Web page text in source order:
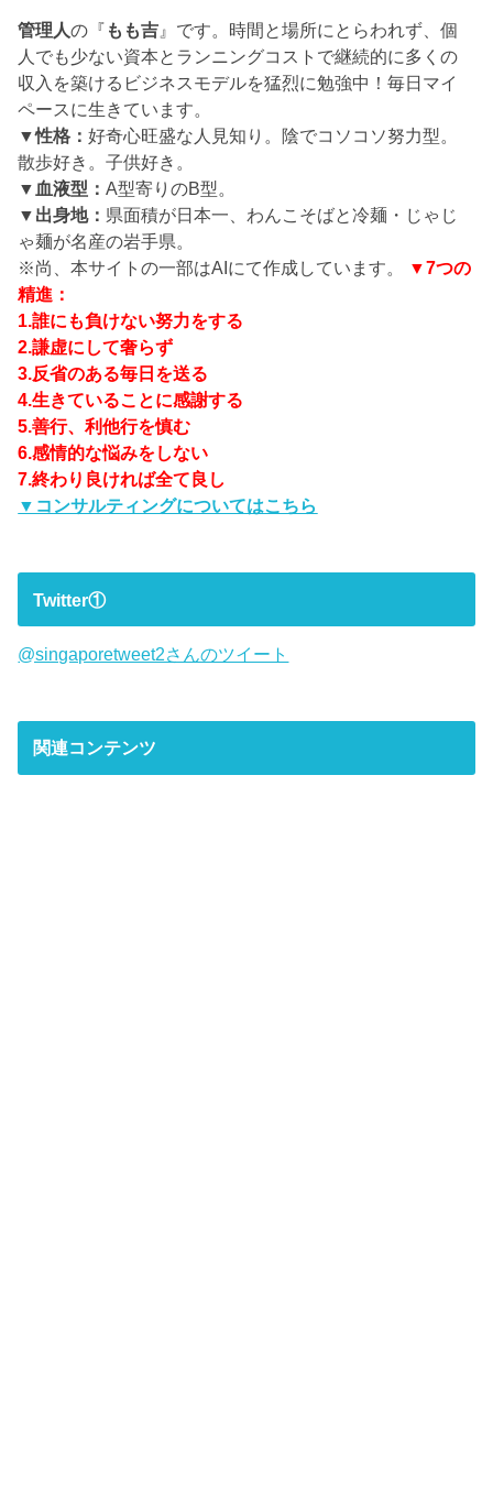
管理人の『 もも吉 』です。時間と場所にとらわれず、個
人でも少ない資本とランニングコストで継続的に多くの
収入を築けるビジネスモデルを猛烈に勉強中！毎日マイ
ペースに生きています。
▼性格：好奇心旺盛な人見知り。陰でコソコソ努力型。
散歩好き。子供好き。
▼血液型：A型寄りのB型。
▼出身地： 県面積が日本一、わんこそばと冷麺・じゃじ
ゃ麺が名産の岩手県。
※尚、本サイトの一部はAIにて作成しています。
▼7つの
精進：
1.誰にも負けない努力をする
2.謙虚にして奢らず
3.反省のある毎日を送る
4.生きていることに感謝する
5.善行、利他行を慎む
6.感情的な悩みをしない
7.終わり良ければ全て良し
▼コンサルティングについてはこちら
Twitter①
@singaporetweet2さんのツイート
関連コンテンツ